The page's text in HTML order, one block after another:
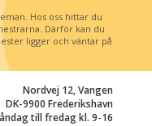
Hos oss hittar du
Därför kan du
ligger och väntar på
Nordvej 12, Vangen
DK-9900 Frederikshavn
till fredag kl. 9-16